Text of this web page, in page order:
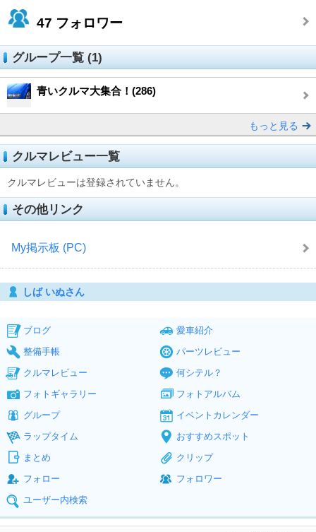
47 フォロワー
グループ一覧 (1)
青いクルマ大集合！(286)
もっと見る
クルマレビュー一覧
クルマレビューは登録されていません。
その他リンク
My掲示板 (PC)
しば いぬさん
ブログ
愛車紹介
整備手帳
パーツレビュー
クルマレビュー
何シテル？
フォトギャラリー
フォトアルバム
グループ
イベントカレンダー
ラップタイム
おすすめスポット
まとめ
クリップ
フォロー
フォロワー
ユーザー内検索